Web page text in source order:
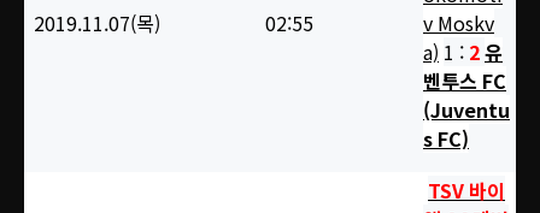
2019.11.07(목) 02:55
v Moskv
a) 1 : 2유
벤투스 FC
(Juventu
s FC)
TSV 바이